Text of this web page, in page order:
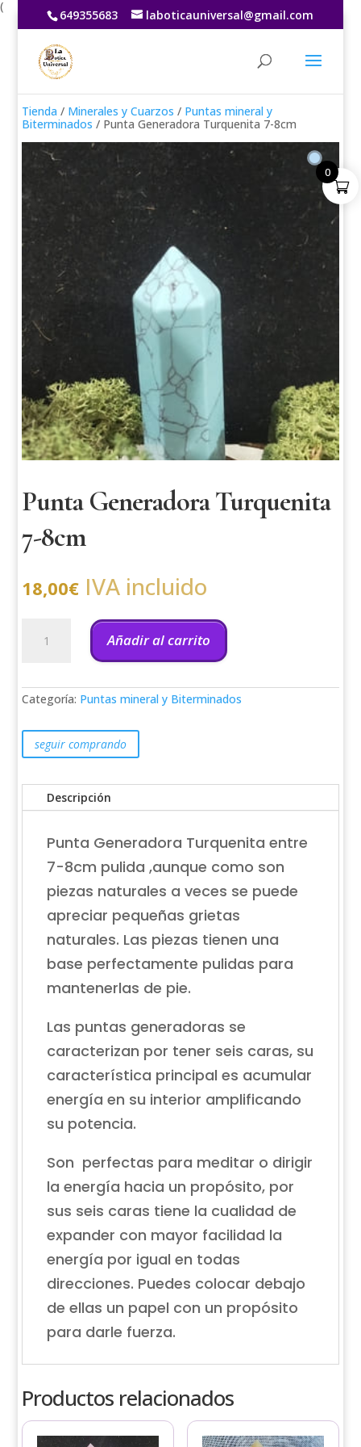
(
649355683 laboticauniversal@gmail.com
Tienda / Minerales y Cuarzos / Puntas mineral y
Biterminados / Punta Generadora Turquenita 7-8cm
Punta Generadora Turquenita
7-8cm
18,00€ IVA incluido
Generadora
Turquenita
cantidad
Añadir al carrito
Categoría: Puntas mineral y Biterminados
seguir comprando
Descripción
Punta Generadora Turquenita entre
7-8cm pulida ,aunque como son
piezas naturales a veces se puede
apreciar pequeñas grietas
naturales. Las piezas tienen una
base perfectamente pulidas para
mantenerlas de pie.
Las puntas generadoras se
caracterizan por tener seis caras, su
característica principal es acumular
energía en su interior amplificando
su potencia.
Son perfectas para meditar o dirigir
la energía hacia un propósito, por
sus seis caras tiene la cualidad de
expander con mayor facilidad la
energía por igual en todas
direcciones. Puedes colocar debajo
de ellas un papel con un propósito
para darle fuerza.
Productos relacionados
0